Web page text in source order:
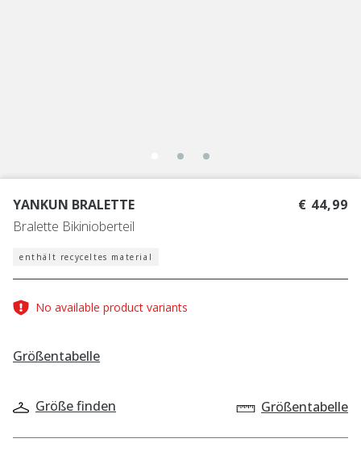
YANKUN BRALETTE
Bralette Bikinioberteil
€ 44,99
enthält recyceltes material
No available product variants
Größentabelle
Größe finden Größentabelle